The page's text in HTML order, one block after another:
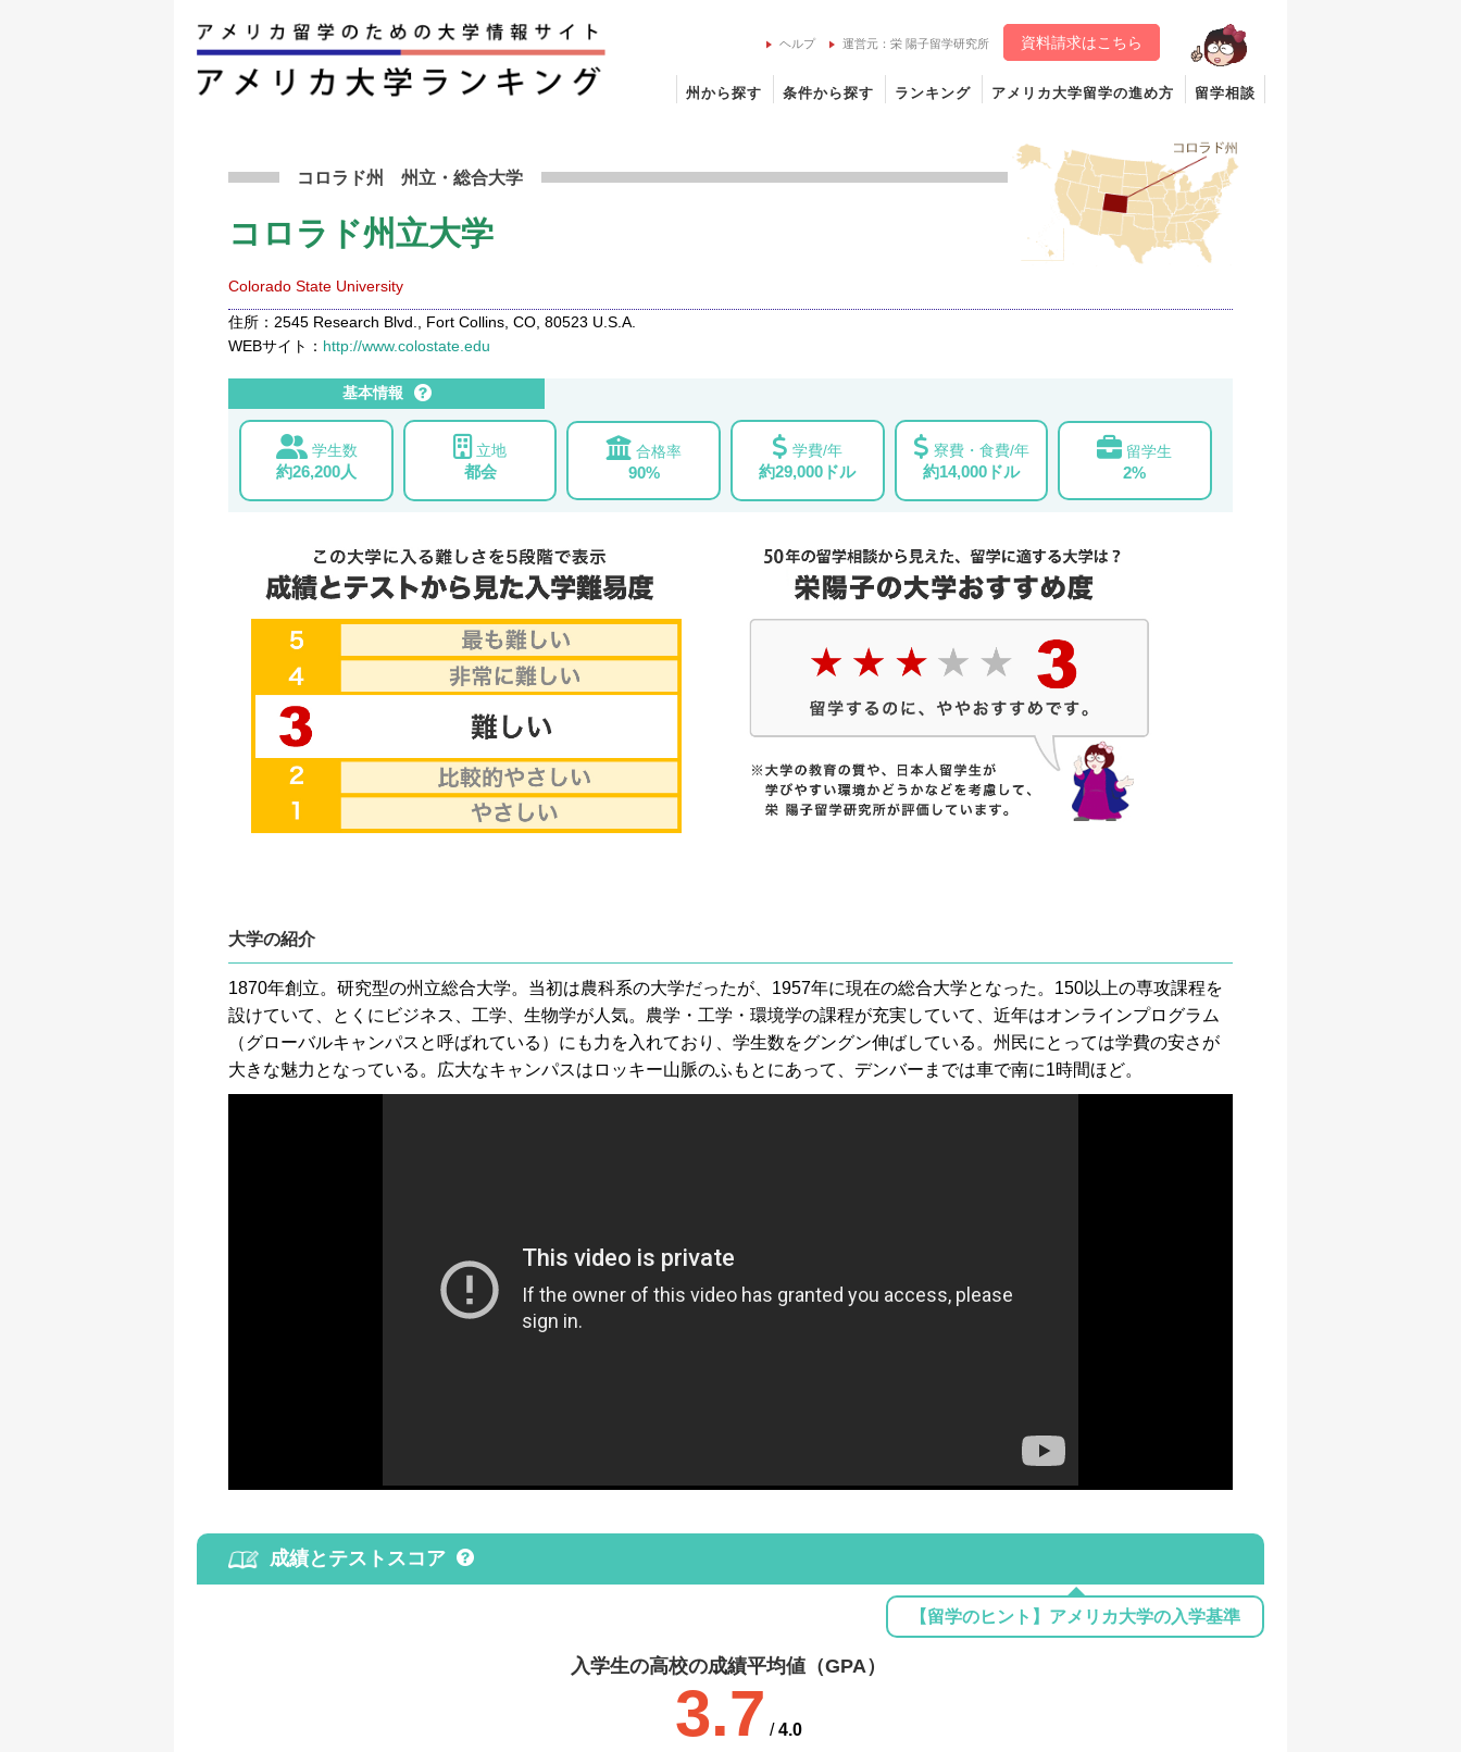
ヘルプ 運営元：栄 陽子留学研究所 資料請求はこちら
州から探す 条件から探す ランキング アメリカ大学留学の進め方 留学相談
コロラド州州立 ・総合大学
コロラド州立大学
Colorado State University
住所：2545 Research Blvd., Fort Collins, CO, 80523 U.S.A.
WEBサイト： http://www.colostate.edu
基本情報
学生数
約26,200人
立地
都会
合格率
90%
学費/年
約29,000ドル
寮費・食費/年
約14,000ドル
留学生
2%
大学の紹介
1870年創立。研究型の州立総合大学。当初は農科系の大学だったが、1957年に現在の総合大学となった。150以上の専攻課程を
設けていて、とくにビジネス、工学、生物学が人気。農学・工学・環境学の課程が充実していて、近年はオンラインプログラム
（グローバルキャンパスと呼ばれている）にも力を入れており、学生数をグングン伸ばしている。州民にとっては学費の安さが
大きな魅力となっている。広大なキャンパスはロッキー山脈のふもとにあって、デンバーまでは車で南に1時間ほど。
成績とテストスコア
【留学のヒント】アメリカ大学の入学基準
入学生の高校の成績平均値（GPA）
3.7 /4.0